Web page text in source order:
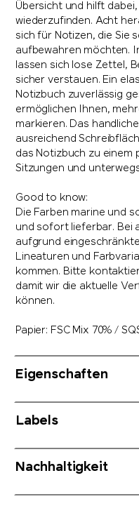
Übersicht und hilft dabei,
wiederzufinden. Acht
sich für Notizen, die Sie
aufbewahren möchten.
lassen sich lose Zettel,
sicher verstauen. Ein
Notizbuch zuverlässig
ermöglichen Ihnen,
markieren. Das
ausreichend
das Notizbuch zu einem
Sitzungen und
Good to know:
Die Farben marine und
und sofort lieferbar. Bei
aufgrund
Lineaturen und
kommen. Bitte
damit wir die aktuelle
können.
Papier: FSC Mix 70% /
Eigenschaften
Labels
Nachhaltigkeit